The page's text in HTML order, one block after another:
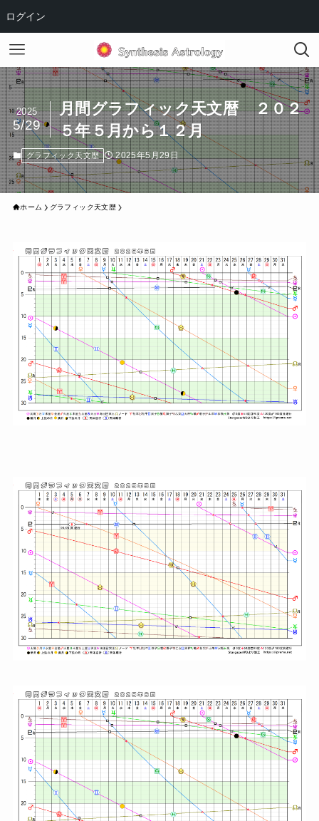
ログイン
月間グラフィック天文暦 ２０２
５年５月から１２月
2025
5/29
グラフィック天文歴 2025年5月29日
ホーム グラフィック天文歴